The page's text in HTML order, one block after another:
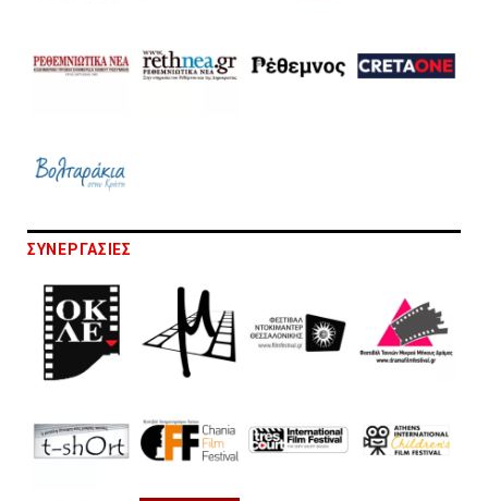
ΣΥΝΕΡΓΑΣΙΕΣ